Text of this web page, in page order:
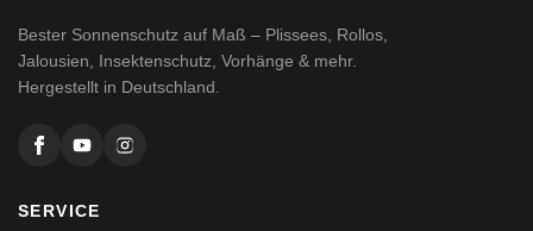
Bester Sonnenschutz auf Maß – Plissees, Rollos,
Jalousien, Insektenschutz, Vorhänge & mehr.
Hergestellt in Deutschland.
SERVICE